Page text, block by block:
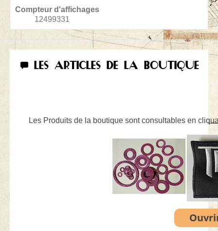
Compteur d'affichages
12499331
LES ARTICLES DE LA BOUTIQUE
Les Produits de la boutique sont consultables en